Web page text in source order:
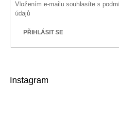
Vložením e-mailu souhlasíte s
údajů
PŘIHLÁSIT SE
Instagram